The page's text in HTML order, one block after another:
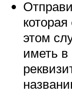
этом
иметь